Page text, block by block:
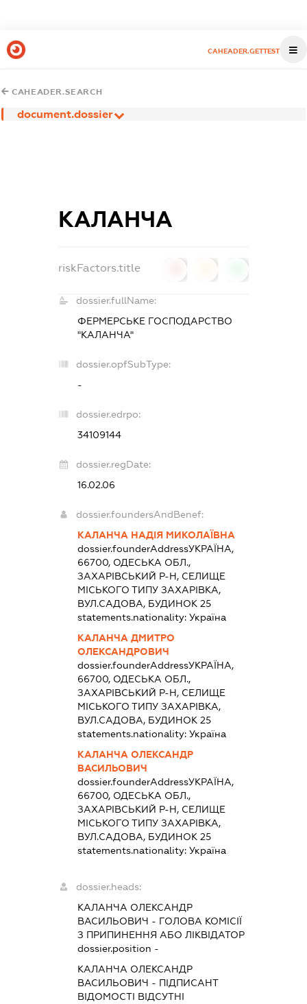
CAHEADER.GETTEST
CAHEADER.SEARCH
document.dossier
КАЛАНЧА
riskFactors.title
dossier.fullName:
ФЕРМЕРСЬКЕ ГОСПОДАРСТВО
"КАЛАНЧА"
dossier.opfSubType:
-
dossier.edrpo:
34109144
dossier.regDate:
16.02.06
dossier.foundersAndBenef:
КАЛАНЧА НАДІЯ МИКОЛАЇВНА
dossier.founderAddressУКРАЇНА,
66700, ОДЕСЬКА ОБЛ.,
ЗАХАРІВСЬКИЙ Р-Н, СЕЛИЩЕ
МІСЬКОГО ТИПУ ЗАХАРІВКА,
ВУЛ.САДОВА, БУДИНОК 25
statements.nationality: Україна
КАЛАНЧА ДМИТРО
ОЛЕКСАНДРОВИЧ
dossier.founderAddressУКРАЇНА,
66700, ОДЕСЬКА ОБЛ.,
ЗАХАРІВСЬКИЙ Р-Н, СЕЛИЩЕ
МІСЬКОГО ТИПУ ЗАХАРІВКА,
ВУЛ.САДОВА, БУДИНОК 25
statements.nationality: Україна
КАЛАНЧА ОЛЕКСАНДР
ВАСИЛЬОВИЧ
dossier.founderAddressУКРАЇНА,
66700, ОДЕСЬКА ОБЛ.,
ЗАХАРІВСЬКИЙ Р-Н, СЕЛИЩЕ
МІСЬКОГО ТИПУ ЗАХАРІВКА,
ВУЛ.САДОВА, БУДИНОК 25
statements.nationality: Україна
dossier.heads:
КАЛАНЧА ОЛЕКСАНДР
ВАСИЛЬОВИЧ - ГОЛОВА КОМІСІЇ
З ПРИПИНЕННЯ АБО ЛІКВІДАТОР
dossier.position -
КАЛАНЧА ОЛЕКСАНДР
ВАСИЛЬОВИЧ - ПІДПИСАНТ
ВІДОМОСТІ ВІДСУТНІ